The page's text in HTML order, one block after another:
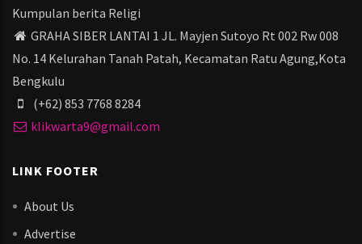
Kumpulan berita Religi
GRAHA SIBER LANTAI 1 JL. Mayjen Sutoyo Rt 002 Rw 008
No. 14 Kelurahan Tanah Patah, Kecamatan Ratu Agung,Kota
Bengkulu
(+62) 853 7768 8284
klikwarta9@gmail.com
LINK FOOTER
About Us
Advertise